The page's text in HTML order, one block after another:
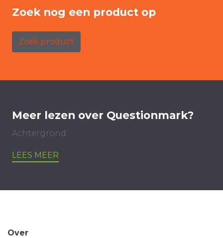
Zoek nog een product op
Zoek product
Meer lezen over Questionmark?
Achtergrond
LEES MEER
Over